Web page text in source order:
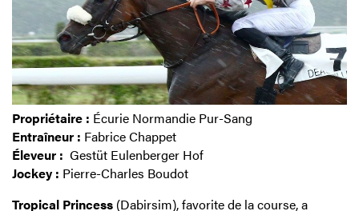
Propriétaire : Écurie Normandie Pur-Sang
Entraîneur : Fabrice Chappet
Éleveur : Gestüt Eulenberger Hof
Jockey : Pierre-Charles Boudot
Tropical Princess (Dabirsim), favorite de la course, a